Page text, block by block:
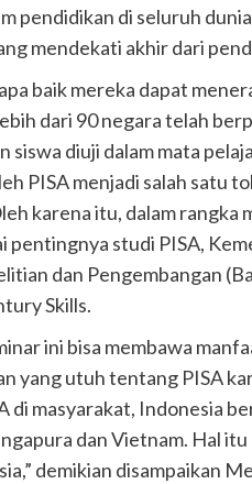
pendidikan di seluruh
mendekati akhir dari
baik mereka dapat
dari 90 negara telah
siswa diuji dalam mata
PISA menjadi salah satu
karena itu, dalam rangka
pentingnya studi PISA,
dan Pengembangan
Skills.
ini bisa membawa
yang utuh tentang PISA
di masyarakat, Indonesia
dan Vietnam. Hal
demikian disampaikan